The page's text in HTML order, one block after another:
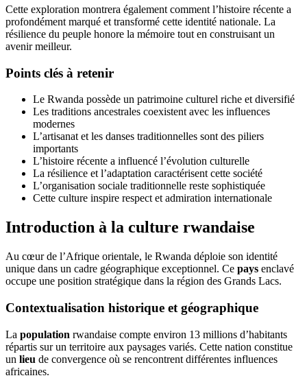
Cette exploration montrera également comment l’histoire récente a
profondément marqué et transformé cette identité nationale. La
résilience du peuple honore la mémoire tout en construisant un
avenir meilleur.
Points clés à retenir
Le Rwanda possède un patrimoine culturel riche et diversifié
Les traditions ancestrales coexistent avec les influences
modernes
L’artisanat et les danses traditionnelles sont des piliers
importants
L’histoire récente a influencé l’évolution culturelle
La résilience et l’adaptation caractérisent cette société
L’organisation sociale traditionnelle reste sophistiquée
Cette culture inspire respect et admiration internationale
Introduction à la culture rwandaise
Au cœur de l’Afrique orientale, le Rwanda déploie son identité
unique dans un cadre géographique exceptionnel. Ce pays enclavé
occupe une position stratégique dans la région des Grands Lacs.
Contextualisation historique et géographique
La population rwandaise compte environ 13 millions d’habitants
répartis sur un territoire aux paysages variés. Cette nation constitue
un lieu de convergence où se rencontrent différentes influences
africaines.